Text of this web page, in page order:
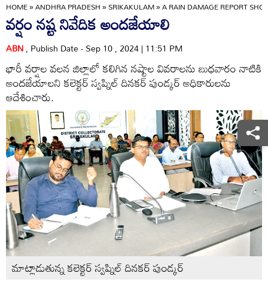
HOME»ANDHRA PRADESH»SRIKAKULAM»A RAIN DAMAGE REPORT
వర్షం నష్ట నివేదిక అందజేయాలి
ABN, Publish Date - Sep 10 , 2024 | 11:51 PM
భారీ వర్షాల వలన జిల్లాలో కలిగిన నష్టాల వివరాలను బుధవారం నాటికి
అందజేయాలని కలెక్టర్‌ స్వప్నిల్‌ దినకర్‌ పుండ్కర్‌ అధికారులను
ఆదేశించారు.
మాట్లాడుతున్న కలెక్టర్‌ స్వప్నిల్‌ దినకర్‌ పుండ్కర్‌